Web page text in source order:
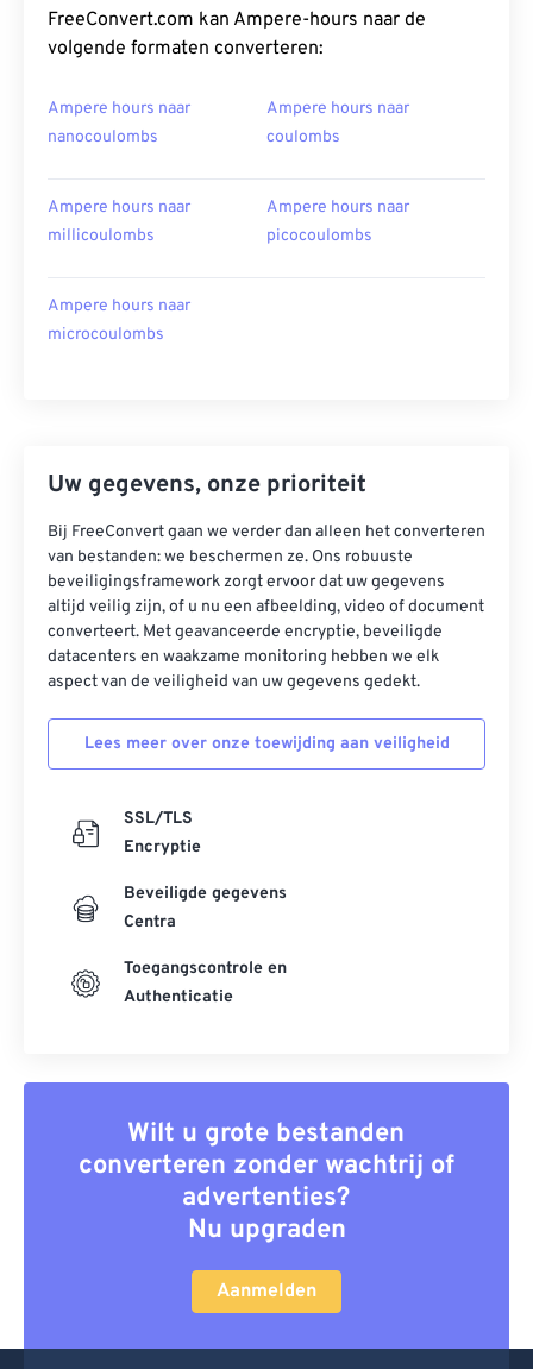
FreeConvert.com kan Ampere-hours naar de
volgende formaten converteren:
Ampere hours naar
nanocoulombs
Ampere hours naar
coulombs
Ampere hours naar
millicoulombs
Ampere hours naar
picocoulombs
Ampere hours naar
microcoulombs
Uw gegevens, onze prioriteit
Bij FreeConvert gaan we verder dan alleen het converteren
van bestanden: we beschermen ze. Ons robuuste
beveiligingsframework zorgt ervoor dat uw gegevens
altijd veilig zijn, of u nu een afbeelding, video of document
converteert. Met geavanceerde encryptie, beveiligde
datacenters en waakzame monitoring hebben we elk
aspect van de veiligheid van uw gegevens gedekt.
Lees meer over onze toewijding aan veiligheid
SSL/TLS
Encryptie
Beveiligde gegevens
Centra
Toegangscontrole en
Authenticatie
Wilt u grote bestanden
converteren zonder wachtrij of
advertenties?
Nu upgraden
Aanmelden